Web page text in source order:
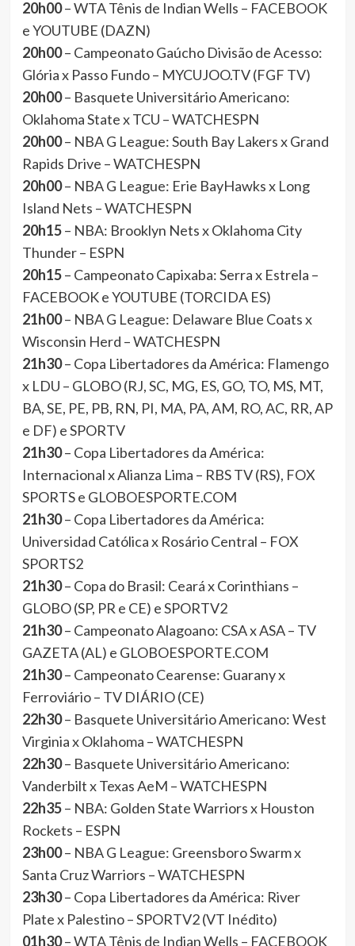
20h00– WTA Tênis de Indian Wells – FACEBOOK
e YOUTUBE (DAZN)
20h00– Campeonato Gaúcho Divisão de Acesso:
Glória x Passo Fundo – MYCUJOO.TV (FGF TV)
20h00– Basquete Universitário Americano:
Oklahoma State x TCU – WATCHESPN
20h00– NBA G League: South Bay Lakers x Grand
Rapids Drive – WATCHESPN
20h00– NBA G League: Erie BayHawks x Long
Island Nets – WATCHESPN
20h15– NBA: Brooklyn Nets x Oklahoma City
Thunder – ESPN
20h15– Campeonato Capixaba: Serra x Estrela –
FACEBOOK e YOUTUBE (TORCIDA ES)
21h00– NBA G League: Delaware Blue Coats x
Wisconsin Herd – WATCHESPN
21h30– Copa Libertadores da América: Flamengo
x LDU – GLOBO (RJ, SC, MG, ES, GO, TO, MS, MT,
BA, SE, PE, PB, RN, PI, MA, PA, AM, RO, AC, RR, AP
e DF) e SPORTV
21h30– Copa Libertadores da América:
Internacional x Alianza Lima – RBS TV (RS), FOX
SPORTS e GLOBOESPORTE.COM
21h30– Copa Libertadores da América:
Universidad Católica x Rosário Central – FOX
SPORTS2
21h30– Copa do Brasil: Ceará x Corinthians –
GLOBO (SP, PR e CE) e SPORTV2
21h30– Campeonato Alagoano: CSA x ASA – TV
GAZETA (AL) e GLOBOESPORTE.COM
21h30– Campeonato Cearense: Guarany x
Ferroviário – TV DIÁRIO (CE)
22h30– Basquete Universitário Americano: West
Virginia x Oklahoma – WATCHESPN
22h30– Basquete Universitário Americano:
Vanderbilt x Texas AeM – WATCHESPN
22h35– NBA: Golden State Warriors x Houston
Rockets – ESPN
23h00– NBA G League: Greensboro Swarm x
Santa Cruz Warriors – WATCHESPN
23h30– Copa Libertadores da América: River
Plate x Palestino – SPORTV2 (VT Inédito)
01h30– WTA Tênis de Indian Wells – FACEBOOK